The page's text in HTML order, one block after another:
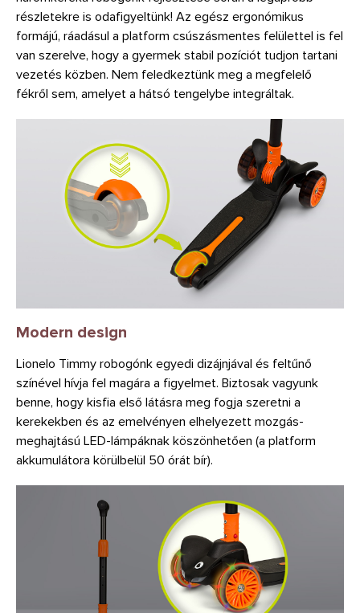
részletekre is odafigyeltünk! Az egész ergonómikus
formájú, ráadásul a platform csúszásmentes felülettel is fel
van szerelve, hogy a gyermek stabil pozíciót tudjon tartani
vezetés közben. Nem feledkeztünk meg a megfelelő
fékről sem, amelyet a hátsó tengelybe integráltak.
Modern design
Lionelo Timmy robogónk egyedi dizájnjával és feltűnő
színével hívja fel magára a figyelmet. Biztosak vagyunk
benne, hogy kisfia első látásra meg fogja szeretni a
kerekekben és az emelvényen elhelyezett mozgás-
meghajtású LED-lámpáknak köszönhetően (a platform
akkumulátora körülbelül 50 órát bír).